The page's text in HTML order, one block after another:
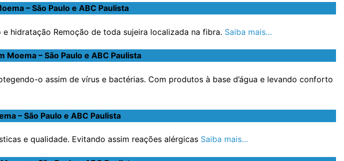
– São Paulo e ABC Paulista
hidratação Remoção de toda sujeira localizada na fibra. Saiba mais…
– São Paulo e ABC Paulista
o assim de vírus e bactérias. Com produtos à base d’água e levando conforto
– São Paulo e ABC Paulista
e qualidade. Evitando assim reações alérgicas Saiba mais…